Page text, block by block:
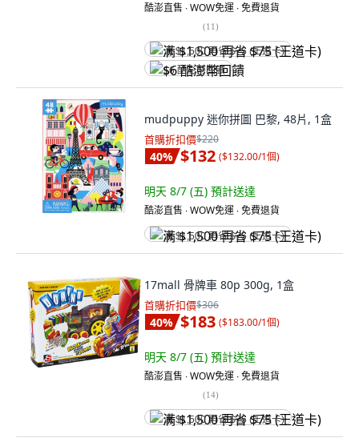
酷澎直售 ∙ WOW免運 ∙ 免費退貨
(11)
满 $1,500 再省 $75 (王道卡)
$6 酷澎幣回饋
mudpuppy 迷你拼圖 巴黎, 48片, 1盒
首購折扣價$220
40% $132 ($132.00/1個)
明天 8/7 (五) 預計送達
酷澎直售 ∙ WOW免運 ∙ 免費退貨
满 $1,500 再省 $75 (王道卡)
17mall 骨牌車 80p 300g, 1盒
首購折扣價$306
40% $183 ($183.00/1個)
明天 8/7 (五) 預計送達
酷澎直售 ∙ WOW免運 ∙ 免費退貨
(14)
满 $1,500 再省 $75 (王道卡)